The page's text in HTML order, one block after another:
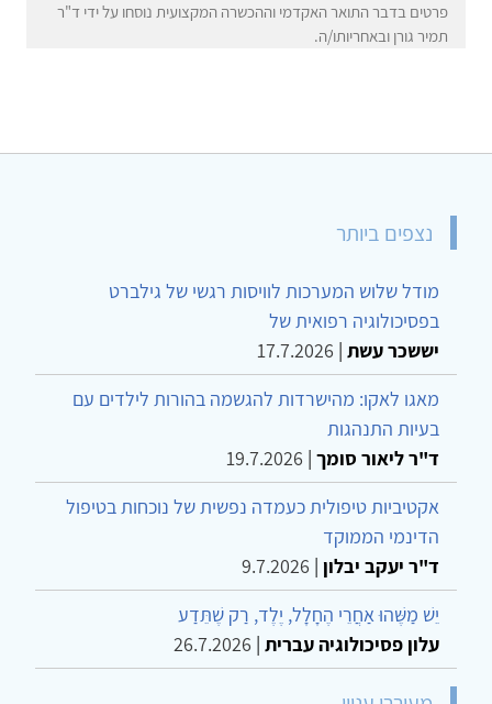
פרטים בדבר התואר האקדמי וההכשרה המקצועית נוסחו על ידי ד"ר
תמיר גורן ובאחריותו/ה.
נצפים ביותר
מודל שלוש המערכות לוויסות רגשי של גילברט
בפסיכולוגיה רפואית של
יששכר עשת |
17.7.2026
מאגו לאקו: מהישרדות להגשמה בהורות לילדים עם
בעיות התנהגות
ד"ר ליאור סומך |
19.7.2026
אקטיביות טיפולית כעמדה נפשית של נוכחות בטיפול
הדינמי הממוקד
ד"ר יעקב יבלון |
9.7.2026
יֵשׁ מַשֶּׁהוּ אַחֲרֵי הֶחָלָל, יֶלֶד, רַק שֶׁתֵּדַע
עלון פסיכולוגיה עברית |
26.7.2026